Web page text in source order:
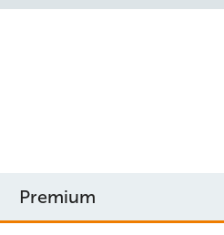
Premium